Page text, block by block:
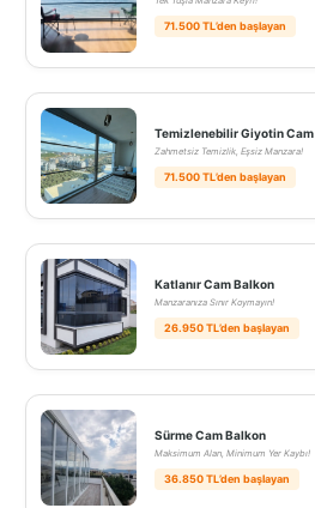
71.500 TL’den başlayan
Temizlenebilir Giyotin Cam
Zahmetsiz Temizlik, Eşsiz Manzara!
71.500 TL’den başlayan
Katlanır Cam Balkon
Manzaranıza Sınır Koymayın!
26.950 TL’den başlayan
Sürme Cam Balkon
Maksimum Alan, Minimum Yer Kaybı!
36.850 TL’den başlayan